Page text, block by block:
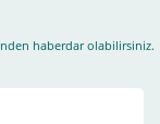
posta adresinize
haberdar olabilirsiniz.